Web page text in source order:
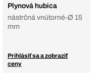
Plynová hubica
nástrčná vnútorné-Ø 15
mm
Prihlásiť sa a zobraziť
ceny